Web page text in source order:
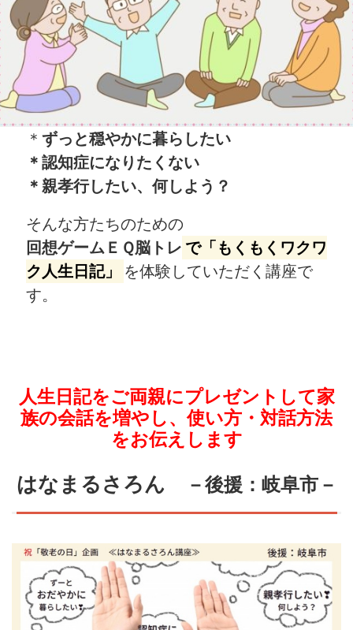
＊ ずっと穏やかに暮らしたい
＊認知症になりたくない
＊親孝行したい、何しよう？
そんな方たちのための
回想ゲームＥＱ脳トレ で「もくもくワクワ
ク人生日記」
を体験していただく講座で
す。
人生日記をご両親にプレゼントして家
族の会話を増やし、使い方・対話方法
をお伝えします
はなまるさろん －後援：岐阜市－